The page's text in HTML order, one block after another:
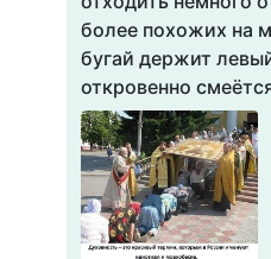
более похожих на
бугай держит
откровенно